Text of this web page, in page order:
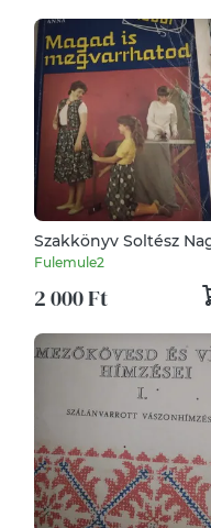
Szakkönyv Soltész Nagy
Anna: Magad is
Fulemule2
2 000 Ft